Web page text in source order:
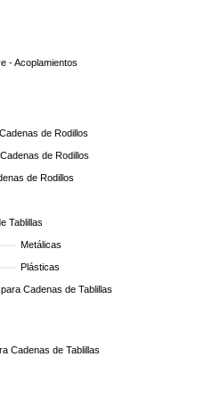
- Acoplamientos
de Rodillos
de Rodillos
de Rodillos
Tablillas
Metálicas
Plásticas
Cadenas de Tablillas
Cadenas de Tablillas